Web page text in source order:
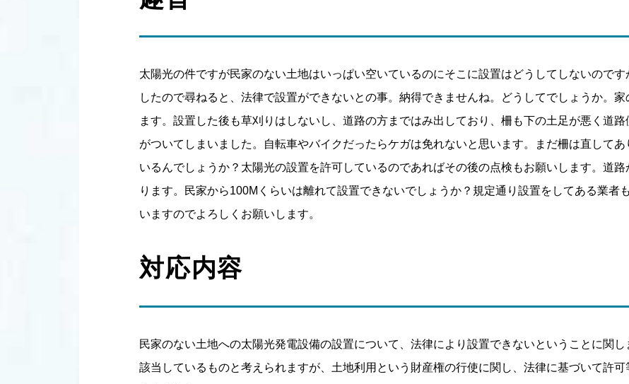
太陽光の件ですが民家のない土地はいっぱい空いているのにそこに設置はどうしてしないので
したので尋ねると、法律で設置ができないとの事。納得できませんね。どうしてでしょうか。
ます。設置した後も草刈りはしないし、道路の方まではみ出しており、柵も下の土足が悪く道
がついてしまいました。自転車やバイクだったらケガは免れないと思います。まだ柵は直して
いるんでしょうか？太陽光の設置を許可しているのであればその後の点検もお願いします。道
ります。民家から100Mくらいは離れて設置できないでしょうか？規定通り設置をしてある業者
いますのでよろしくお願いします。
対応内容
民家のない土地への太陽光発電設備の設置について、法律により設置できないということに関
該当しているものと考えられますが、土地利用という財産権の行使に関し、法律に基づいて許